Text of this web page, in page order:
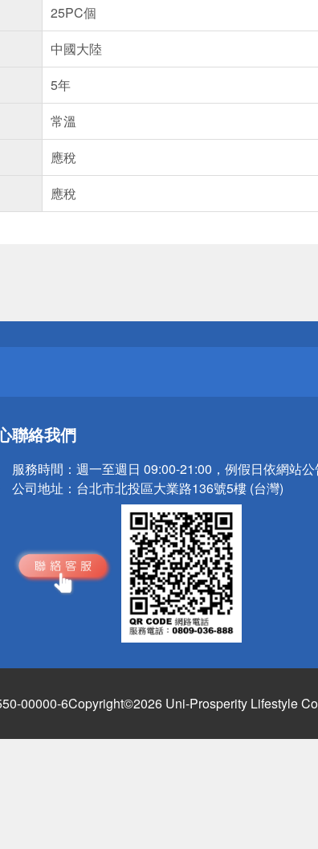
25PC個
中國大陸
5年
常溫
應稅
應稅
聯絡我們
服務時間： 週一至週日 09:00-21:00，例假日依網站
公司地址： 台北市北投區大業路136號5樓 (台灣)
00000-6Copyright©2026 Uni-Prosperity Lifestyle